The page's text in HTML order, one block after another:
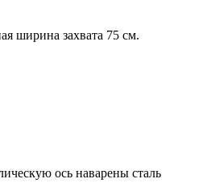
ширина захвата 75 см.
ось наварены сталь